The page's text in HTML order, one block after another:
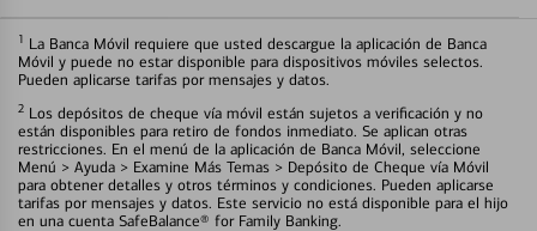
1 La Banca Móvil requiere que usted descargue la aplicación de Banca
Móvil y puede no estar disponible para dispositivos móviles selectos.
Pueden aplicarse tarifas por mensajes y datos.
2 Los depósitos de cheque vía móvil están sujetos a verificación y no
están disponibles para retiro de fondos inmediato. Se aplican otras
restricciones. En el menú de la aplicación de Banca Móvil, seleccione
Menú > Ayuda > Examine Más Temas > Depósito de Cheque vía Móvil
para obtener detalles y otros términos y condiciones. Pueden aplicarse
tarifas por mensajes y datos. Este servicio no está disponible para el hijo
en una cuenta SafeBalance® for Family Banking.